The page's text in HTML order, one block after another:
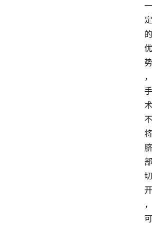
一
定
的
优
势
，
手
术
不
将
脐
部
切
开
，
可